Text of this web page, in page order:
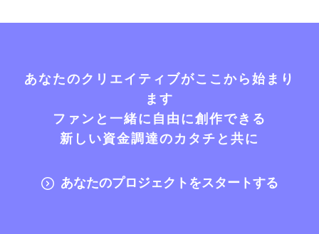
あなたのクリエイティブがここから始まり
ます
ファンと一緒に自由に創作できる
新しい資金調達のカタチと共に
あなたのプロジェクトをスタートする